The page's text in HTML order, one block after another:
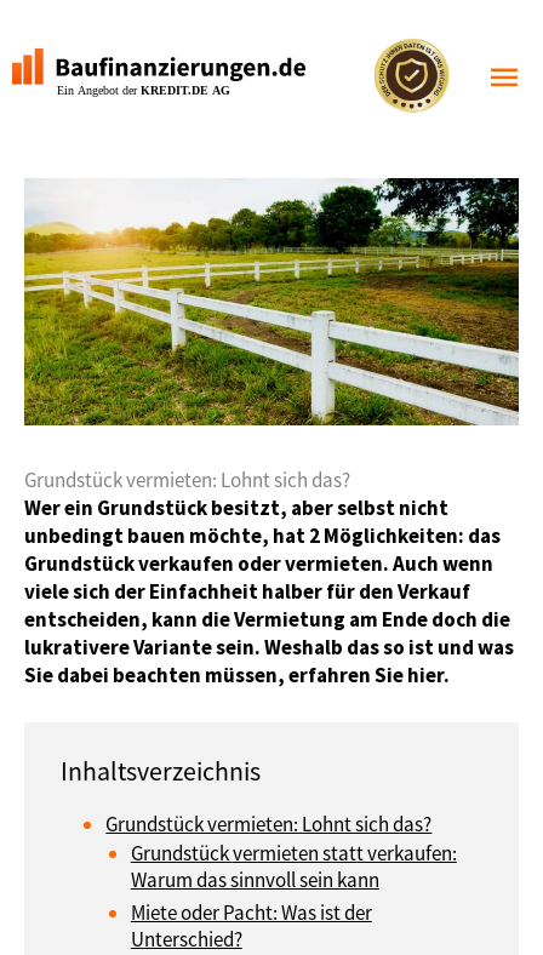
springen
Grundstück vermieten: Lohnt sich das?
Wer ein Grundstück besitzt, aber selbst nicht
unbedingt bauen möchte, hat 2 Möglichkeiten: das
Grundstück verkaufen oder vermieten. Auch wenn
viele sich der Einfachheit halber für den Verkauf
entscheiden, kann die Vermietung am Ende doch die
lukrativere Variante sein. Weshalb das so ist und was
Sie dabei beachten müssen, erfahren Sie hier.
Grundstück vermieten: Lohnt sich das?
Grundstück vermieten statt verkaufen:
Warum das sinnvoll sein kann
Miete oder Pacht: Was ist der
Unterschied?